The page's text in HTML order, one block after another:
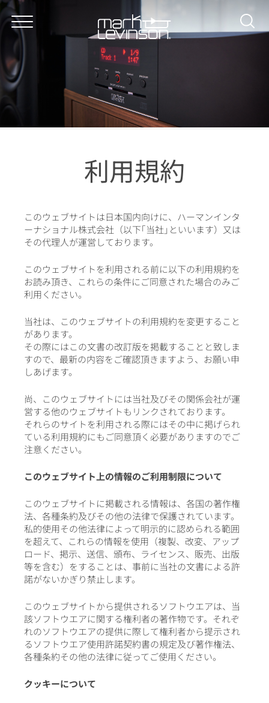
Products
News & Reviews
利用規約
このウェブサイトは日本国内向けに、ハーマンインタ
ーナショナル株式会社（以下｢当社｣といいます）又は
その代理人が運営しております。
このウェブサイトを利用される前に以下の利用規約を
お読み頂き、これらの条件にご同意された場合のみご
利用ください。
当社は、このウェブサイトの利用規約を変更すること
があります。
その際にはこの文書の改訂版を掲載することと致しま
すので、最新の内容をご確認頂きますよう、お願い申
しあげます。
尚、このウェブサイトには当社及びその関係会社が運
営する他のウェブサイトもリンクされております。
それらのサイトを利用される際にはその中に掲げられ
ている利用規約にもご同意頂く必要がありますのでご
注意ください。
このウェブサイト上の情報のご利用制限について
このウェブサイトに掲載される情報は、各国の著作権
法、各種条約及びその他の法律で保護されています。
私的使用その他法律によって明示的に認められる範囲
を超えて、これらの情報を使用（複製、改変、アップ
ロード、掲示、送信、頒布、ライセンス、販売、出版
等を含む）をすることは、事前に当社の文書による許
諾がないかぎり禁止します。
このウェブサイトから提供されるソフトウエアは、当
該ソフトウエアに関する権利者の著作物です。それぞ
れのソフトウエアの提供に際して権利者から提示され
るソフトウエア使用許諾契約書の規定及び著作権法、
各種条約その他の法律に従ってご使用ください。
クッキーについて